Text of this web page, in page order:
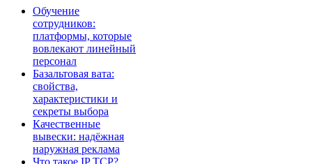
Обучение
сотрудников:
платформы, которые
вовлекают линейный
персонал
Базальтовая вата:
свойства,
характеристики и
секреты выбора
Качественные
вывески: надёжная
наружная реклама